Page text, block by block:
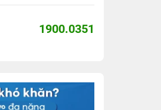
1900.0351